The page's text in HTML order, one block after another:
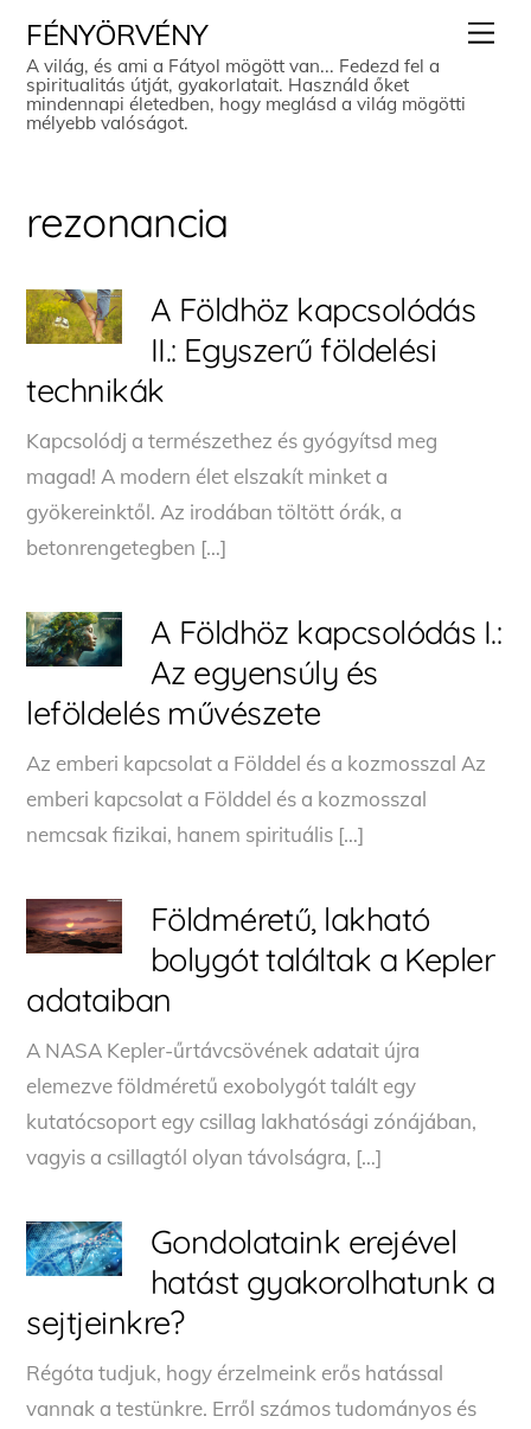
content
FÉNYÖRVÉNY
A világ, és ami a Fátyol mögött van... Fedezd fel a
spiritualitás útját, gyakorlatait. Használd őket
mindennapi életedben, hogy meglásd a világ mögötti
mélyebb valóságot.
rezonancia
A Földhöz kapcsolódás
II.: Egyszerű földelési
technikák
Kapcsolódj a természethez és gyógyítsd meg
magad! A modern élet elszakít minket a
gyökereinktől. Az irodában töltött órák, a
betonrengetegben […]
A Földhöz kapcsolódás I.:
Az egyensúly és
leföldelés művészete
Az emberi kapcsolat a Földdel és a kozmosszal Az
emberi kapcsolat a Földdel és a kozmosszal
nemcsak fizikai, hanem spirituális […]
Földméretű, lakható
bolygót találtak a Kepler
adataiban
A NASA Kepler-űrtávcsövének adatait újra
elemezve földméretű exobolygót talált egy
kutatócsoport egy csillag lakhatósági zónájában,
vagyis a csillagtól olyan távolságra, […]
Gondolataink erejével
hatást gyakorolhatunk a
sejtjeinkre?
Régóta tudjuk, hogy érzelmeink erős hatással
vannak a testünkre. Erről számos tudományos és